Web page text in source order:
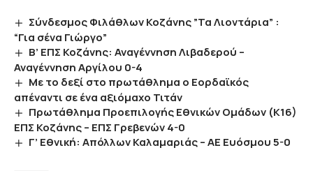
Σύνδεσμος Φιλάθλων Κοζάνης ”Τα Λιοντάρια” :
“Για σένα Γιώργο”
Β’ ΕΠΣ Κοζάνης: Αναγέννηση Λιβαδερού –
Αναγέννηση Αργίλου 0-4
Με το δεξί στο πρωτάθλημα ο Εορδαϊκός
απέναντι σε ένα αξιόμαχο Τιτάν
Πρωτάθλημα Προεπιλογής Εθνικών Ομάδων (Κ16)
ΕΠΣ Κοζάνης – ΕΠΣ Γρεβενών 4-0
Γ’ Εθνική: Απόλλων Καλαμαριάς – ΑΕ Ευόσμου 5-0